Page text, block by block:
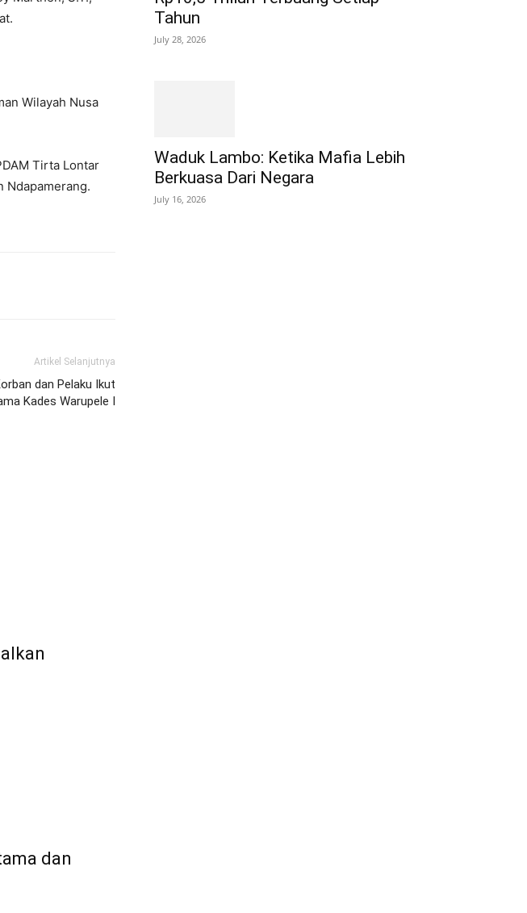
Wilayah Nusa
Tirta Lontar
Ndapamerang.
Artikel Selanjutnya
dan Pelaku Ikut
Kades Warupele I
dan
Tahun
July 28, 2026
Waduk Lambo: Ketika Mafia Lebih
Berkuasa Dari Negara
July 16, 2026